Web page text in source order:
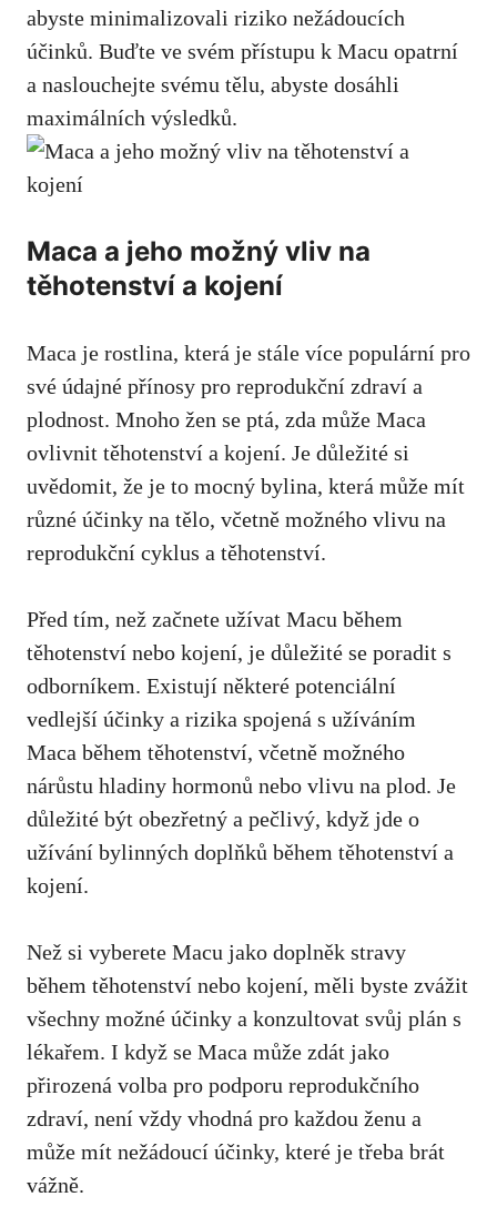
abyste minimalizovali riziko nežádoucích
účinků. Buďte ve svém přístupu k Macu opatrní
a naslouchejte svému tělu, abyste dosáhli
maximálních výsledků.
Maca a jeho možný vliv na
těhotenství a kojení
Maca je rostlina, která je stále více populární pro
své údajné přínosy pro reprodukční zdraví a
plodnost. Mnoho žen se ptá, zda může Maca
ovlivnit těhotenství a kojení. Je důležité si
uvědomit, že je to mocný bylina, která může mít
různé účinky na tělo, včetně možného vlivu na
reprodukční cyklus a těhotenství.
Před tím, než začnete užívat Macu během
těhotenství nebo kojení, je důležité se poradit s
odborníkem. Existují některé potenciální
vedlejší účinky a rizika spojená s užíváním
Maca během těhotenství, včetně možného
nárůstu hladiny hormonů nebo vlivu na plod. Je
důležité být obezřetný a pečlivý, když jde o
užívání bylinných doplňků během těhotenství a
kojení.
Než si vyberete Macu jako doplněk stravy
během těhotenství nebo kojení, měli byste zvážit
všechny možné účinky a konzultovat svůj plán s
lékařem. I když se Maca může zdát jako
přirozená volba pro podporu reprodukčního
zdraví, není vždy vhodná pro každou ženu a
může mít nežádoucí účinky, které je třeba brát
vážně.